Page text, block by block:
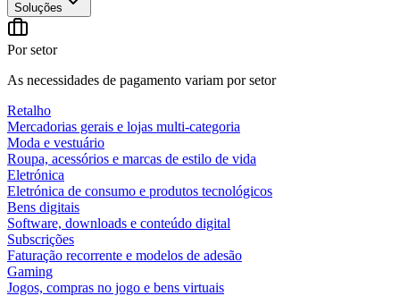
Soluções
Por setor
As necessidades de pagamento variam por setor
Retalho
Mercadorias gerais e lojas multi-categoria
Moda e vestuário
Roupa, acessórios e marcas de estilo de vida
Eletrónica
Eletrónica de consumo e produtos tecnológicos
Bens digitais
Software, downloads e conteúdo digital
Subscrições
Faturação recorrente e modelos de adesão
Gaming
Jogos, compras no jogo e bens virtuais